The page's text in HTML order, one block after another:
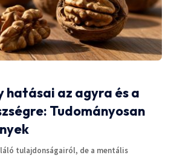
hatásai az agyra és a
Tudományosan
tulajdonságairól, de a mentális